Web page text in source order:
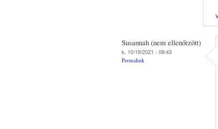
Susannah (nem ellenőrzött)
k, 10/19/2021 - 08:43
Permalink